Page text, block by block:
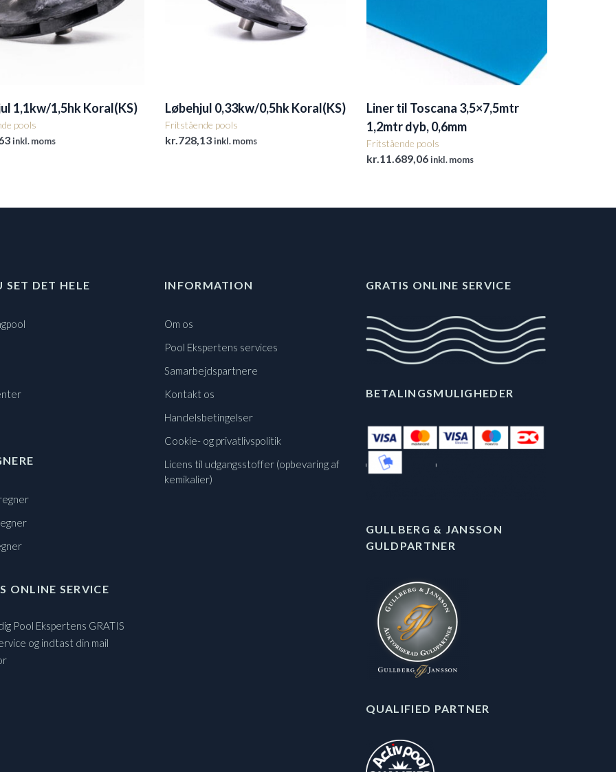
1,1kw/1,5hk Koral(KS)
pools
inkl. moms
Løbehjul 0,33kw/0,5hk Koral(KS)
Fritstående pools
kr.728,13inkl. moms
Liner til Toscana 3,5×7,5mtr
1,2mtr dyb, 0,6mm
Fritstående pools
kr.11.689,06inkl. moms
SET DET HELE
ONLINE SERVICE
Pool Ekspertens GRATIS
og indtast din mail
INFORMATION
Om os
Pool Ekspertens services
Samarbejdspartnere
Kontakt os
Handelsbetingelser
Cookie- og privatlivspolitik
Licens til udgangsstoffer (opbevaring af
kemikalier)
GRATIS ONLINE SERVICE
BETALINGSMULIGHEDER
GULLBERG & JANSSON
GULDPARTNER
QUALIFIED PARTNER